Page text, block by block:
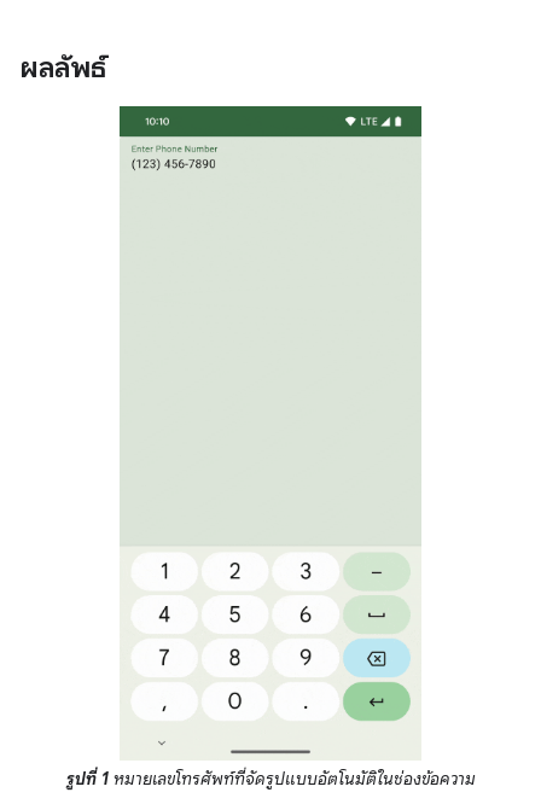
ผลลัพธ์
รูปที่ 1หมายเลขโทรศัพท์ที่จัดรูปแบบอัตโนมัติในช่องข้อความ